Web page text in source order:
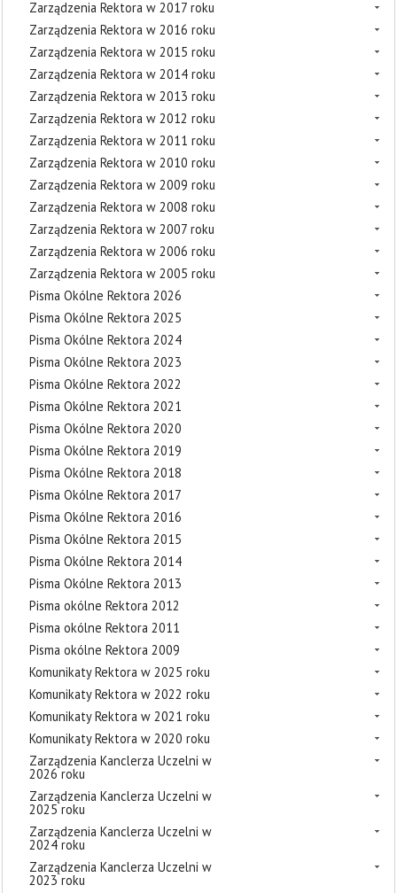
Zarządzenia Rektora w 2017 roku
Zarządzenia Rektora w 2016 roku
Zarządzenia Rektora w 2015 roku
Zarządzenia Rektora w 2014 roku
Zarządzenia Rektora w 2013 roku
Zarządzenia Rektora w 2012 roku
Zarządzenia Rektora w 2011 roku
Zarządzenia Rektora w 2010 roku
Zarządzenia Rektora w 2009 roku
Zarządzenia Rektora w 2008 roku
Zarządzenia Rektora w 2007 roku
Zarządzenia Rektora w 2006 roku
Zarządzenia Rektora w 2005 roku
Pisma Okólne Rektora 2026
Pisma Okólne Rektora 2025
Pisma Okólne Rektora 2024
Pisma Okólne Rektora 2023
Pisma Okólne Rektora 2022
Pisma Okólne Rektora 2021
Pisma Okólne Rektora 2020
Pisma Okólne Rektora 2019
Pisma Okólne Rektora 2018
Pisma Okólne Rektora 2017
Pisma Okólne Rektora 2016
Pisma Okólne Rektora 2015
Pisma Okólne Rektora 2014
Pisma Okólne Rektora 2013
Pisma okólne Rektora 2012
Pisma okólne Rektora 2011
Pisma okólne Rektora 2009
Komunikaty Rektora w 2025 roku
Komunikaty Rektora w 2022 roku
Komunikaty Rektora w 2021 roku
Komunikaty Rektora w 2020 roku
Zarządzenia Kanclerza Uczelni w
2026 roku
Zarządzenia Kanclerza Uczelni w
2025 roku
Zarządzenia Kanclerza Uczelni w
2024 roku
Zarządzenia Kanclerza Uczelni w
2023 roku